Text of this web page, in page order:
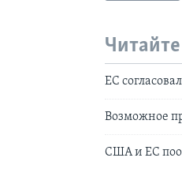
ЕС
Возможное
США и ЕС